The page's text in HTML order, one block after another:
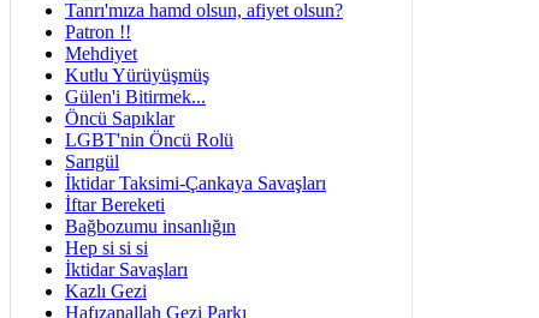
Tanrı'mıza hamd olsun, afiyet olsun?
Patron !!
Mehdiyet
Kutlu Yürüyüşmüş
Gülen'i Bitirmek...
Öncü Sapıklar
LGBT'nin Öncü Rolü
Sarıgül
İktidar Taksimi-Çankaya Savaşları
İftar Bereketi
Bağbozumu insanlığın
Hep si si si
İktidar Savaşları
Kazlı Gezi
Hafızanallah Gezi Parkı